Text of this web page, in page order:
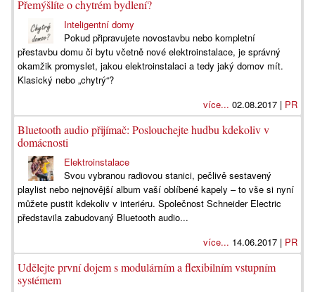
Přemýšlíte o chytrém bydlení?
Inteligentní domy
Pokud připravujete novostavbu nebo kompletní
přestavbu domu či bytu včetně nové elektroinstalace, je správný
okamžik promyslet, jakou elektroinstalaci a tedy jaký domov mít.
Klasický nebo „chytrý“?
více... 02.08.2017 | PR
Bluetooth audio přijímač: Poslouchejte hudbu kdekoliv v
domácnosti
Elektroinstalace
Svou vybranou radiovou stanici, pečlivě sestavený
playlist nebo nejnovější album vaší oblíbené kapely – to vše si nyní
můžete pustit kdekoliv v interiéru. Společnost Schneider Electric
představila zabudovaný Bluetooth audio...
více... 14.06.2017 | PR
Udělejte první dojem s modulárním a flexibilním vstupním
systémem